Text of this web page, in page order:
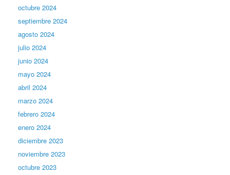
octubre 2024
septiembre 2024
agosto 2024
julio 2024
junio 2024
mayo 2024
abril 2024
marzo 2024
febrero 2024
enero 2024
diciembre 2023
noviembre 2023
octubre 2023